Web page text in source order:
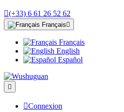
(+33) 6 61 26 52 62
Français 
Français
English
Español

Connexion